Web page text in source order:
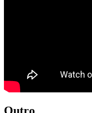
Outro